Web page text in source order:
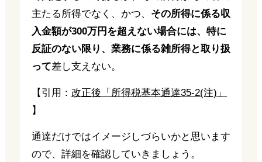
主たる所得でなく、かつ、 その所得に係る収
入金額が300万円を超えない場合には、特に
反証のない限り、業務に係る雑所得と取り扱
って差し支えない。
【引用： 改正後「所得税基本通達35-2(注)」
】
通達だけではイメージしづらいかと思います
ので、詳細を確認していきましょう。